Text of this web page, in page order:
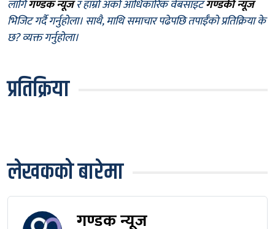
लागिगण्डक न्यूजर हाम्रो अर्को आधिकारिक वेबसाइटगण्डकी न्यूज
भिजिट गर्दै गर्नुहोला। साथै, माथि समाचार पढेपछि तपाईँको प्रतिक्रिया के
छ? व्यक्त गर्नुहोला।
प्रतिक्रिया
लेखकको बारेमा
गण्डक न्यूज